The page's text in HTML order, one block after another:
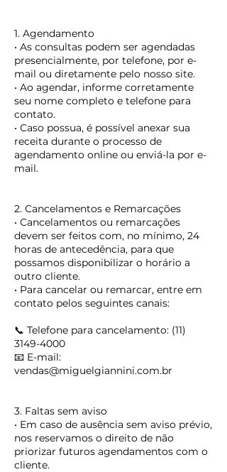
1. Agendamento
• As consultas podem ser agendadas
presencialmente, por telefone, por e-
mail ou diretamente pelo nosso site.
• Ao agendar, informe corretamente
seu nome completo e telefone para
contato.
• Caso possua, é possível anexar sua
receita durante o processo de
agendamento online ou enviá-la por e-
mail.
2. Cancelamentos e Remarcações
• Cancelamentos ou remarcações
devem ser feitos com, no mínimo, 24
horas de antecedência, para que
possamos disponibilizar o horário a
outro cliente.
• Para cancelar ou remarcar, entre em
contato pelos seguintes canais:
📞 Telefone para cancelamento: (11)
3149-4000
📧 E-mail:
vendas@miguelgiannini.com.br
3. Faltas sem aviso
• Em caso de ausência sem aviso prévio,
nos reservamos o direito de não
priorizar futuros agendamentos com o
cliente.